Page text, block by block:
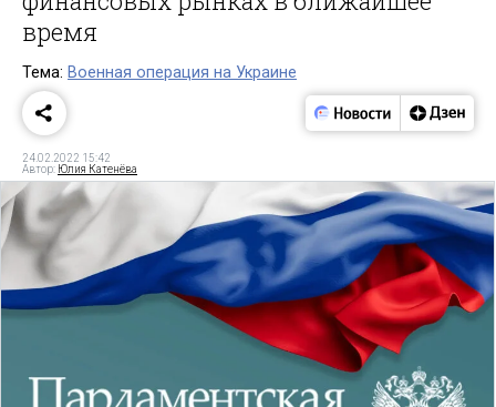
время
Тема: Военная операция на Украине
24.02.2022 15:42
Автор: Юлия Катенёва